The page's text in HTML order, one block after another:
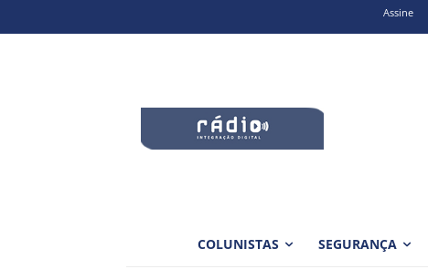
Assine
COLUNISTAS SEGURANÇA